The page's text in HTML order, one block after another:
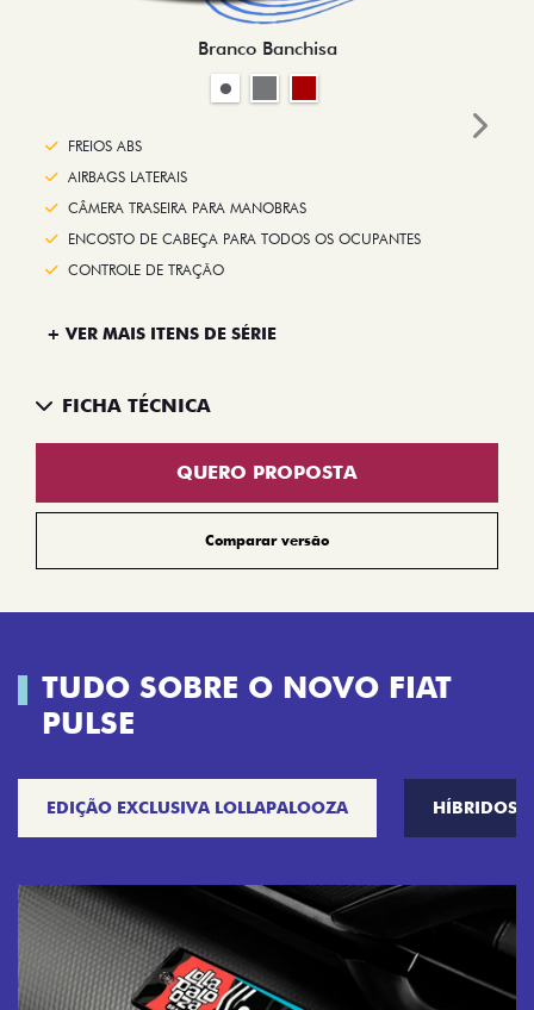
Branco Banchisa
FREIOS ABS
AIRBAGS LATERAIS
CÂMERA TRASEIRA PARA MANOBRAS
ENCOSTO DE CABEÇA PARA TODOS OS OCUPANTES
CONTROLE DE TRAÇÃO
+ VER MAIS ITENS DE SÉRIE
FICHA TÉCNICA
QUERO PROPOSTA
Comparar versão
Next
TUDO SOBRE O NOVO FIAT
PULSE
EDIÇÃO EXCLUSIVA LOLLAPALOOZA HÍBRIDOS